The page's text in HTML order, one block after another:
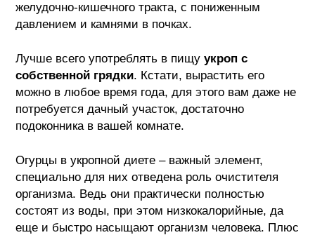
желудочно-кишечного тракта, с пониженным
давлением и камнями в почках.
Лучше всего употреблять в пищуукроп с
собственной грядки. Кстати, вырастить его
можно в любое время года, для этого вам даже не
потребуется дачный участок, достаточно
подоконника в вашей комнате.
Огурцы в укропной диете – важный элемент,
специально для них отведена роль очистителя
организма. Ведь они практически полностью
состоят из воды, при этом низкокалорийные, да
еще и быстро насыщают организм человека. Плюс